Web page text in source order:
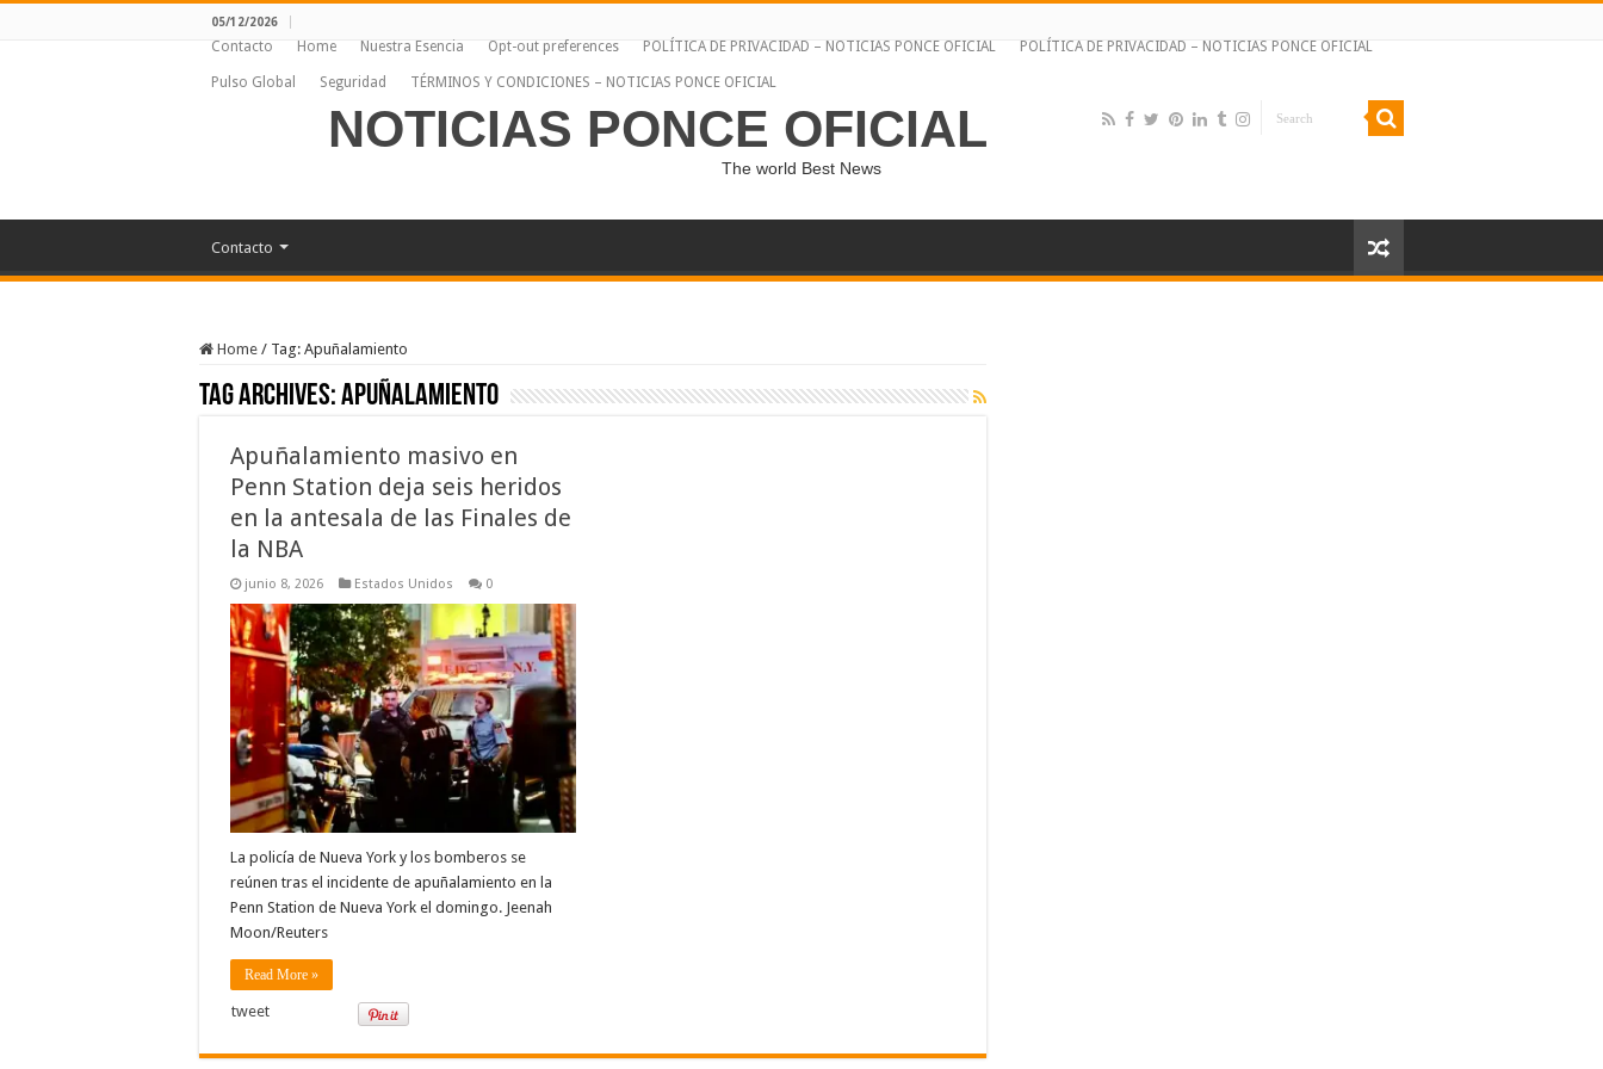
05/12/2026
Contacto Home Nuestra Esencia Opt-out preferences POLÍTICA DE PRIVACIDAD – NOTICIAS PONCE OFICIAL POLÍTICA DE PRIVACIDAD – NOTICIAS PONCE OFICIAL
Pulso Global Seguridad TÉRMINOS Y CONDICIONES – NOTICIAS PONCE OFICIAL
NOTICIAS PONCE OFICIAL
The world Best News
Contacto
Home / Tag: Apuñalamiento
Tag Archives:Apuñalamiento
Apuñalamiento masivo en
Penn Station deja seis heridos
en la antesala de las Finales de
la NBA
junio 8, 2026 Estados Unidos 0
La policía de Nueva York y los bomberos se
reúnen tras el incidente de apuñalamiento en la
Penn Station de Nueva York el domingo. Jeenah
Moon/Reuters
Read More »
tweet